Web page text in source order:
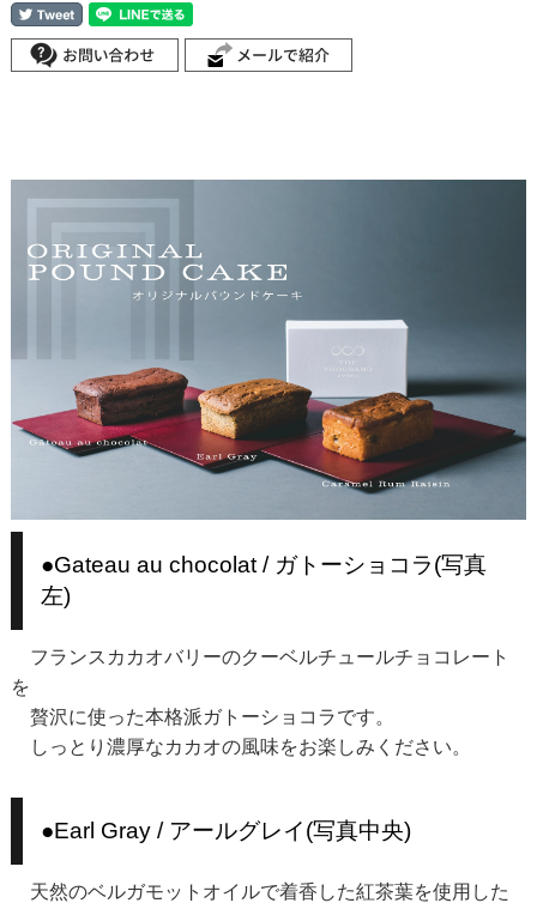
●Gateau au chocolat / ガトーショコラ(写真
左)
フランスカカオバリーのクーベルチュールチョコレート
を
贅沢に使った本格派ガトーショコラです。
しっとり濃厚なカカオの風味をお楽しみください。
●Earl Gray / アールグレイ(写真中央)
天然のベルガモットオイルで着香した紅茶葉を使用した